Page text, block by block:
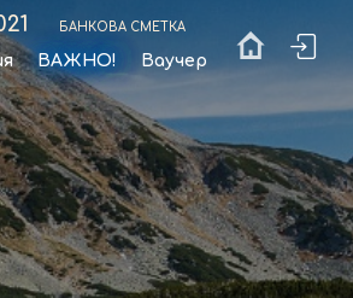
Банкова сметка
ВАЖНО! Ваучер